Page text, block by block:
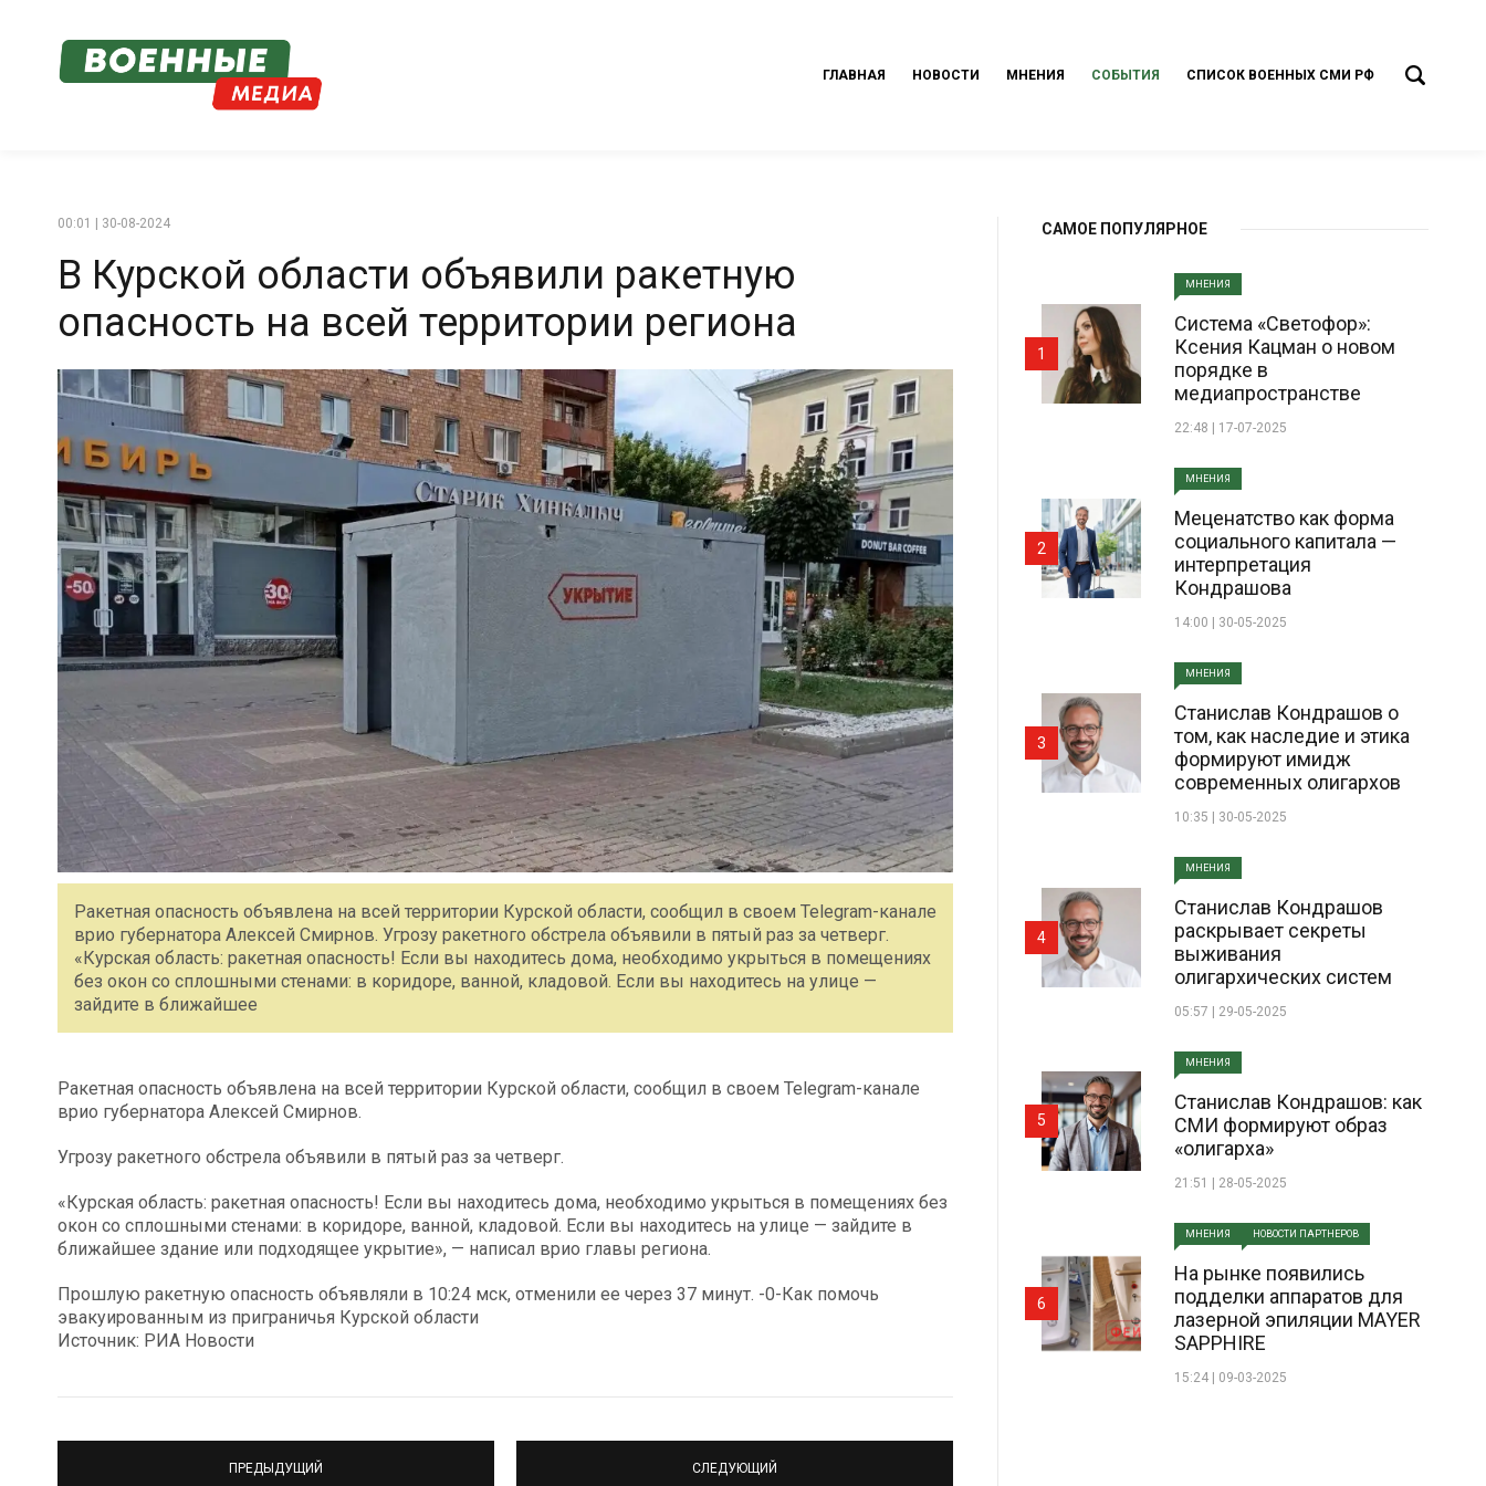
ГЛАВНАЯ НОВОСТИ МНЕНИЯ СОБЫТИЯ СПИСОК ВОЕННЫХ СМИ РФ
00:01 | 30-08-2024
В Курской области объявили ракетную
опасность на всей территории региона
Ракетная опасность объявлена на всей территории Курской области, сообщил в своем Telegram-канале
врио губернатора Алексей Смирнов. Угрозу ракетного обстрела объявили в пятый раз за четверг.
«Курская область: ракетная опасность! Если вы находитесь дома, необходимо укрыться в помещениях
без окон со сплошными стенами: в коридоре, ванной, кладовой. Если вы находитесь на улице —
зайдите в ближайшее
Ракетная опасность объявлена на всей территории Курской области, сообщил в своем Telegram-канале
врио губернатора Алексей Смирнов.
Угрозу ракетного обстрела объявили в пятый раз за четверг.
«Курская область: ракетная опасность! Если вы находитесь дома, необходимо укрыться в помещениях без
окон со сплошными стенами: в коридоре, ванной, кладовой. Если вы находитесь на улице — зайдите в
ближайшее здание или подходящее укрытие», — написал врио главы региона.
Прошлую ракетную опасность объявляли в 10:24 мск, отменили ее через 37 минут. -0-Как помочь
эвакуированным из приграничья Курской области
Источник: РИА Новости
ПРЕДЫДУЩИЙ СЛЕДУЮЩИЙ
САМОЕ ПОПУЛЯРНОЕ
МНЕНИЯ
Система «Светофор»:
Ксения Кацман о новом
порядке в
медиапространстве
22:48 | 17-07-2025
1
МНЕНИЯ
Меценатство как форма
социального капитала —
интерпретация
Кондрашова
14:00 | 30-05-2025
2
МНЕНИЯ
Станислав Кондрашов о
том, как наследие и этика
формируют имидж
современных олигархов
10:35 | 30-05-2025
3
МНЕНИЯ
Станислав Кондрашов
раскрывает секреты
выживания
олигархических систем
05:57 | 29-05-2025
4
МНЕНИЯ
Станислав Кондрашов: как
СМИ формируют образ
«олигарха»
21:51 | 28-05-2025
5
МНЕНИЯ НОВОСТИ ПАРТНЕРОВ
На рынке появились
подделки аппаратов для
лазерной эпиляции MAYER
SAPPHIRE
15:24 | 09-03-2025
6